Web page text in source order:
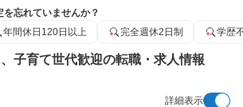
忘れていませんか？
年間休日120日以上 完全週休2日制 学歴
子育て世代歓迎の転職・求人情報
詳細表示